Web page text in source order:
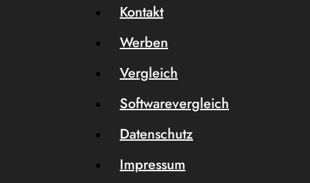
Kontakt
Werben
Vergleich
Softwarevergleich
Datenschutz
Impressum